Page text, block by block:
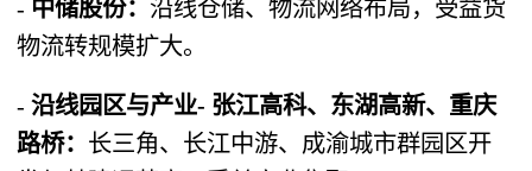
- 中储股份： 沿线仓储、物流网络布局，受益货
物流转规模扩大。
-沿线园区与产业- 张江高科、东湖高新、重庆
路桥： 长三角、长江中游、成渝城市群园区开